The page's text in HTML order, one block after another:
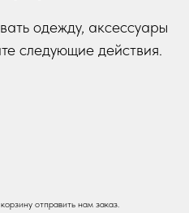
одежду, аксессуары
следующие действия.
отправить нам заказ.